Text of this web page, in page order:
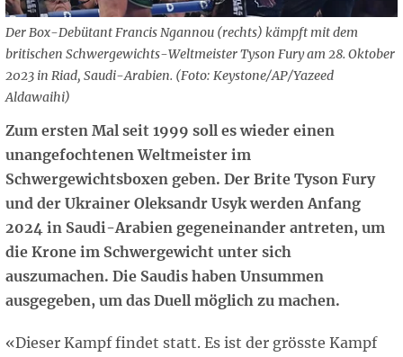
Der Box-Debütant Francis Ngannou (rechts) kämpft mit dem
britischen Schwergewichts-Weltmeister Tyson Fury am 28. Oktober
2023 in Riad, Saudi-Arabien. (Foto: Keystone/AP/Yazeed
Aldawaihi)
Zum ersten Mal seit 1999 soll es wieder einen
unangefochtenen Weltmeister im
Schwergewichtsboxen geben. Der Brite Tyson Fury
und der Ukrainer Oleksandr Usyk werden Anfang
2024 in Saudi-Arabien gegeneinander antreten, um
die Krone im Schwergewicht unter sich
auszumachen. Die Saudis haben Unsummen
ausgegeben, um das Duell möglich zu machen.
«Dieser Kampf findet statt. Es ist der grösste Kampf